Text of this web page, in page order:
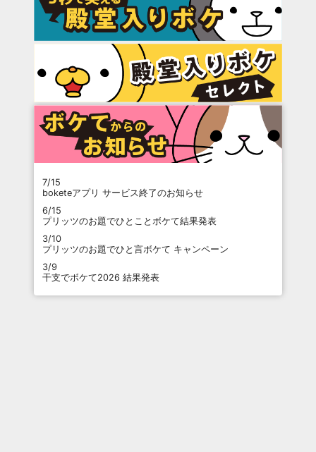
7/15
boketeアプリ サービス終了のお知らせ
6/15
プリッツのお題でひとことボケて結果発表
3/10
プリッツのお題でひと言ボケて キャンペーン
3/9
干支でボケて2026 結果発表